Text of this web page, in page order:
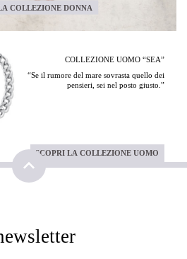
COLLEZIONE DONNA
COLLEZIONE UOMO “SEA”
“Se il rumore del mare sovrasta quello dei
pensieri, sei nel posto giusto.”
SCOPRI LA COLLEZIONE UOMO